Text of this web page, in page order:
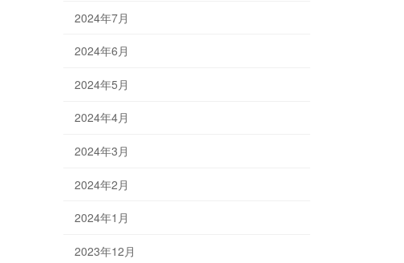
2024年7月
2024年6月
2024年5月
2024年4月
2024年3月
2024年2月
2024年1月
2023年12月